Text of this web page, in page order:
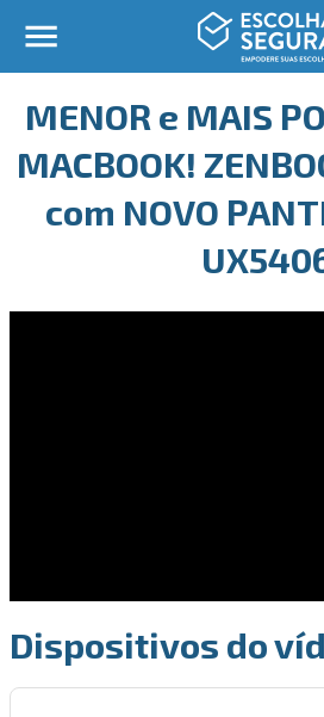
MENOR e MAIS
MACBOOK!
com NOVO
Dispositivos do